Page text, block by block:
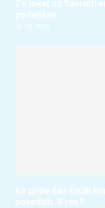
Za lokal ob Savi niti
podaljšan
06. 08. 2026
Ko pride čas kislih
povedati. A res?